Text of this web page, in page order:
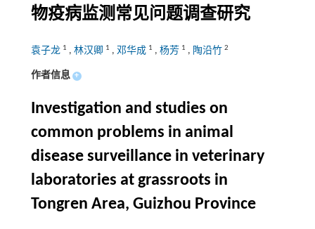
物疫病监测常见问题调查研究
袁子龙 1 , 林汉卿 1 , 邓华成 1 , 杨芳 1 , 陶沿竹 2
作者信息 +
Investigation and studies on
common problems in animal
disease surveillance in veterinary
laboratories at grassroots in
Tongren Area, Guizhou Province